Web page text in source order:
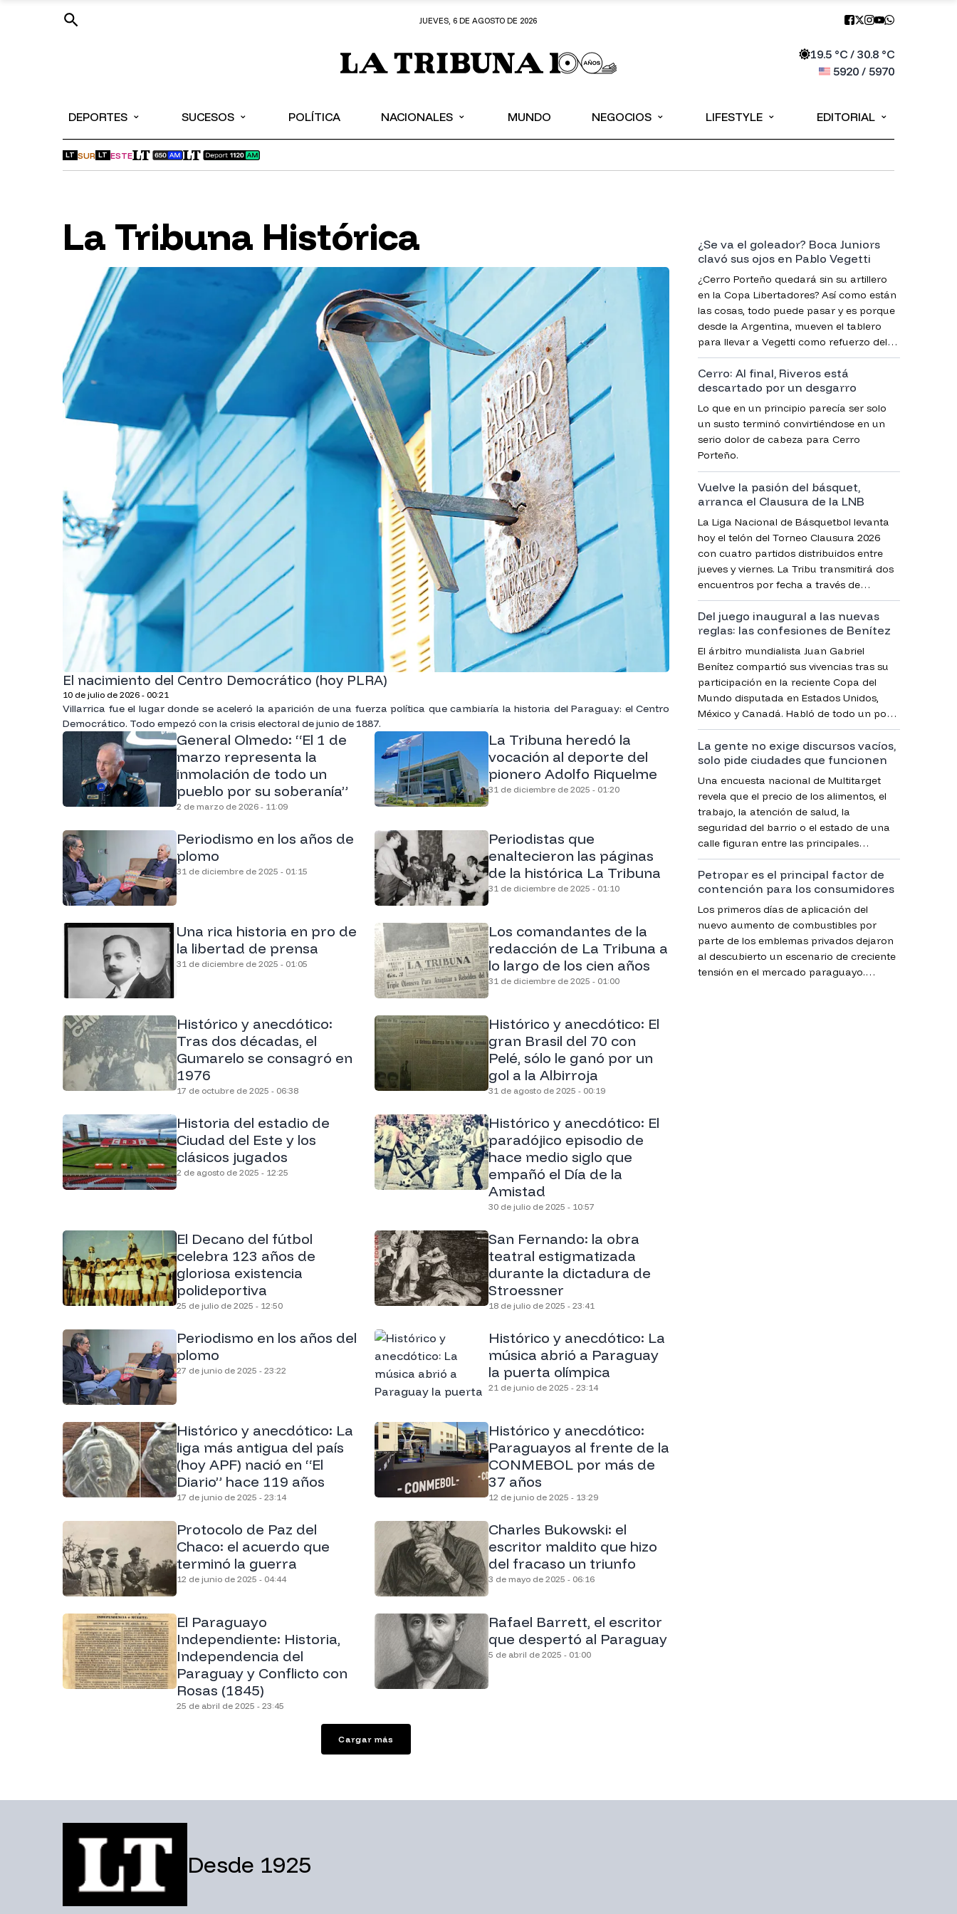
JUEVES, 6 DE AGOSTO DE 2026
19.5°C / 30.8°C
5920/ 5970
DEPORTES ⌄ SUCESOS ⌄ POLÍTICA NACIONALES ⌄ MUNDO NEGOCIOS ⌄ LIFESTYLE ⌄ EDITORIAL ⌄
LT SUR LT ESTE
La Tribuna Histórica
El nacimiento del Centro Democrático (hoy PLRA)
10 de julio de 2026 - 00:21
Villarrica fue el lugar donde se aceleró la aparición de una fuerza política que cambiaría la historia del Paraguay: el Centro
Democrático. Todo empezó con la crisis electoral de junio de 1887.
General Olmedo: “El 1 de
marzo representa la
inmolación de todo un
pueblo por su soberanía”
2 de marzo de 2026 - 11:09
La Tribuna heredó la
vocación al deporte del
pionero Adolfo Riquelme
31 de diciembre de 2025 - 01:20
Periodismo en los años de
plomo
31 de diciembre de 2025 - 01:15
Periodistas que
enaltecieron las páginas
de la histórica La Tribuna
31 de diciembre de 2025 - 01:10
Una rica historia en pro de
la libertad de prensa
31 de diciembre de 2025 - 01:05
Los comandantes de la
redacción de La Tribuna a
lo largo de los cien años
31 de diciembre de 2025 - 01:00
Histórico y anecdótico:
Tras dos décadas, el
Gumarelo se consagró en
1976
17 de octubre de 2025 - 06:38
Histórico y anecdótico: El
gran Brasil del 70 con
Pelé, sólo le ganó por un
gol a la Albirroja
31 de agosto de 2025 - 00:19
Historia del estadio de
Ciudad del Este y los
clásicos jugados
2 de agosto de 2025 - 12:25
Histórico y anecdótico: El
paradójico episodio de
hace medio siglo que
empañó el Día de la
Amistad
30 de julio de 2025 - 10:57
El Decano del fútbol
celebra 123 años de
gloriosa existencia
polideportiva
25 de julio de 2025 - 12:50
San Fernando: la obra
teatral estigmatizada
durante la dictadura de
Stroessner
18 de julio de 2025 - 23:41
Periodismo en los años del
plomo
27 de junio de 2025 - 23:22
Histórico y anecdótico: La
música abrió a Paraguay
la puerta olímpica
21 de junio de 2025 - 23:14
Histórico y anecdótico: La
liga más antigua del país
(hoy APF) nació en “El
Diario” hace 119 años
17 de junio de 2025 - 23:14
Histórico y anecdótico:
Paraguayos al frente de la
CONMEBOL por más de
37 años
12 de junio de 2025 - 13:29
Protocolo de Paz del
Chaco: el acuerdo que
terminó la guerra
12 de junio de 2025 - 04:44
Charles Bukowski: el
escritor maldito que hizo
del fracaso un triunfo
3 de mayo de 2025 - 06:16
El Paraguayo
Independiente: Historia,
Independencia del
Paraguay y Conflicto con
Rosas (1845)
25 de abril de 2025 - 23:45
Rafael Barrett, el escritor
que despertó al Paraguay
5 de abril de 2025 - 01:00
Cargar más
¿Se va el goleador? Boca Juniors
clavó sus ojos en Pablo Vegetti
¿Cerro Porteño quedará sin su artillero
en la Copa Libertadores? Así como están
las cosas, todo puede pasar y es porque
desde la Argentina, mueven el tablero
para llevar a Vegetti como refuerzo del
club xeneize.
Cerro: Al final, Riveros está
descartado por un desgarro
Lo que en un principio parecía ser solo
un susto terminó convirtiéndose en un
serio dolor de cabeza para Cerro
Porteño.
Vuelve la pasión del básquet,
arranca el Clausura de la LNB
La Liga Nacional de Básquetbol levanta
hoy el telón del Torneo Clausura 2026
con cuatro partidos distribuidos entre
jueves y viernes. La Tribu transmitirá dos
encuentros por fecha a través de
YouTube y, como adelanto, algunos
juegos también podrán verse por Canal
13.
Del juego inaugural a las nuevas
reglas: las confesiones de Benítez
El árbitro mundialista Juan Gabriel
Benítez compartió sus vivencias tras su
participación en la reciente Copa del
Mundo disputada en Estados Unidos,
México y Canadá. Habló de todo un poco
y celebró la aplicación de las nuevas
reglas para el desarrollo de un partido
más ágil.
La gente no exige discursos vacíos,
solo pide ciudades que funcionen
Una encuesta nacional de Multitarget
revela que el precio de los alimentos, el
trabajo, la atención de salud, la
seguridad del barrio o el estado de una
calle figuran entre las principales
preocupaciones de la gente. El estudio
señala que el malestar ciudadano se vive
en el territorio y exige a los municipios
mayor gestión, honestidad y soluciones
concretas.
Petropar es el principal factor de
contención para los consumidores
Los primeros días de aplicación del
nuevo aumento de combustibles por
parte de los emblemas privados dejaron
al descubierto un escenario de creciente
tensión en el mercado paraguayo.
Desde 1925